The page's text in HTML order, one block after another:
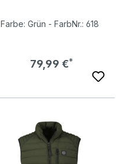
Farbe: Grün - FarbNr.: 618
Regulärer Preis:
79,99 €